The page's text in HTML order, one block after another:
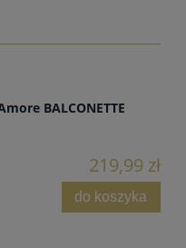
BALCONETTE
219,99 zł
do koszyka